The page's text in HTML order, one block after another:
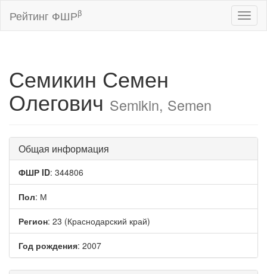
Рейтинг ФШРβ
Семикин Семен
Олегович Semikin, Semen
Общая информация
ФШР ID: 344806
Пол: М
Регион: 23 (Краснодарский край)
Год рождения: 2007